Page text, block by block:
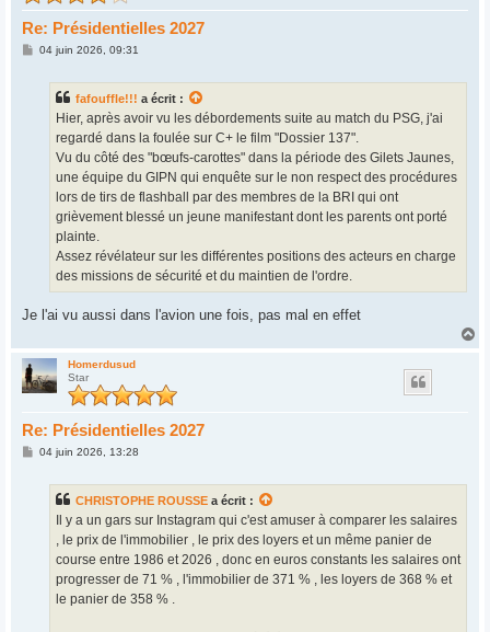
Re: Présidentielles 2027
M04 juin 2026, 09:31
fafouffle!!! a écrit :
Hier, après avoir vu les débordements suite au match du PSG, j'ai
regardé dans la foulée sur C+ le film "Dossier 137".
Vu du côté des "bœufs-carottes" dans la période des Gilets Jaunes,
une équipe du GIPN qui enquête sur le non respect des procédures
lors de tirs de flashball par des membres de la BRI qui ont
grièvement blessé un jeune manifestant dont les parents ont porté
plainte.
Assez révélateur sur les différentes positions des acteurs en charge
des missions de sécurité et du maintien de l'ordre.
Je l'ai vu aussi dans l'avion une fois, pas mal en effet
a
Homerdusud
Star
Re: Présidentielles 2027
M04 juin 2026, 13:28
CHRISTOPHE ROUSSE a écrit :
Il y a un gars sur Instagram qui c'est amuser à comparer les salaires
, le prix de l'immobilier , le prix des loyers et un même panier de
course entre 1986 et 2026 , donc en euros constants les salaires ont
progresser de 71 % , l'immobilier de 371 % , les loyers de 368 % et
le panier de 358 % .